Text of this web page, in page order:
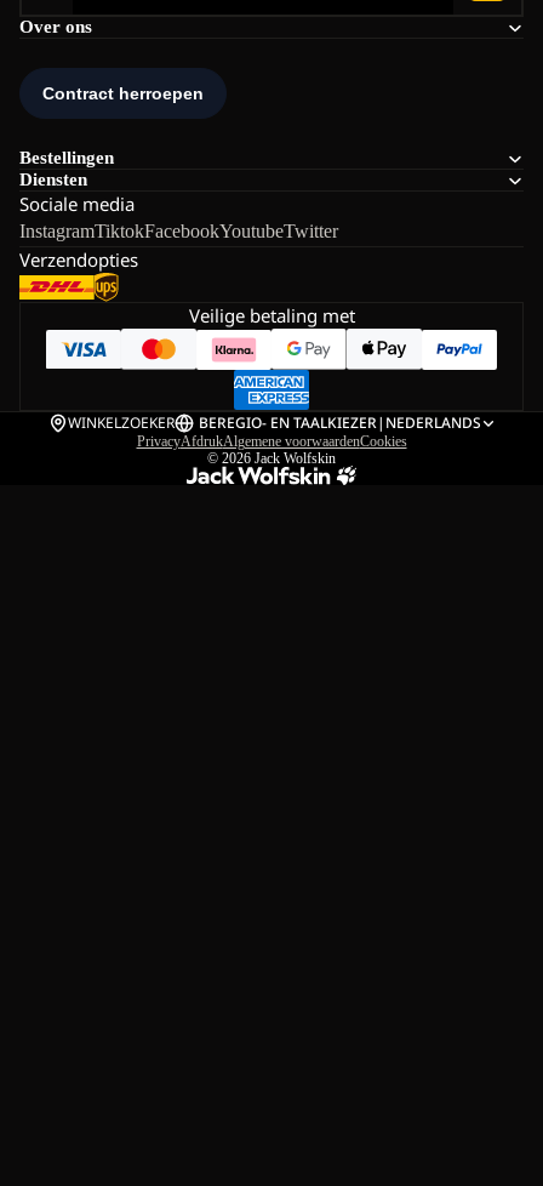
Over ons
Bestellingen
Diensten
Sociale media
InstagramTiktokFacebookYoutubeTwitter
Verzendopties
Veilige betaling met
WINKELZOEKER BEREGIO- EN TAALKIEZER| NEDERLANDS
PrivacyAfdrukAlgemene voorwaardenCookies
© 2026 Jack Wolfskin